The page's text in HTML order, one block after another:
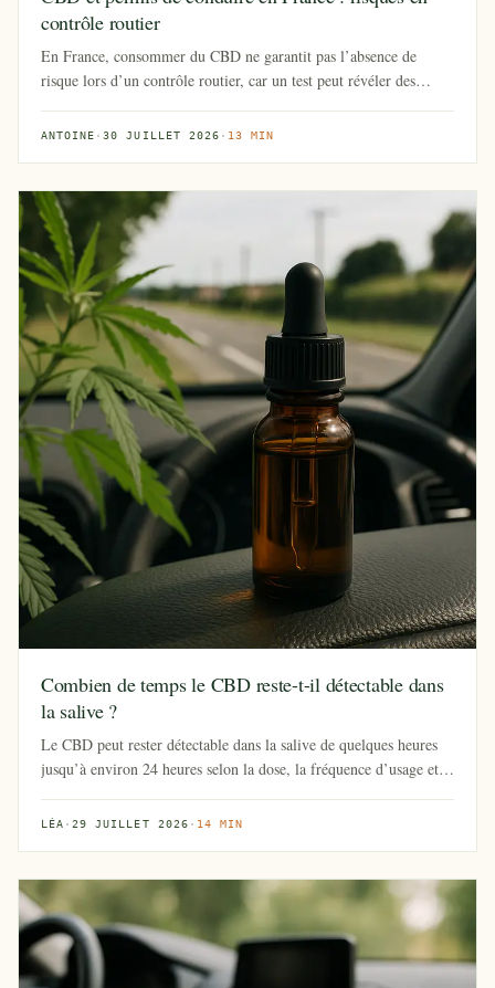
contrôle routier
En France, consommer du CBD ne garantit pas l’absence de
risque lors d’un contrôle routier, car un test peut révéler des
ANTOINE ·30 JUILLET 2026 · 13 MIN
Combien de temps le CBD reste-t-il détectable dans
la salive ?
Le CBD peut rester détectable dans la salive de quelques heures
jusqu’à environ 24 heures selon la dose, la fréquence d’usage et
LÉA ·29 JUILLET 2026 · 14 MIN